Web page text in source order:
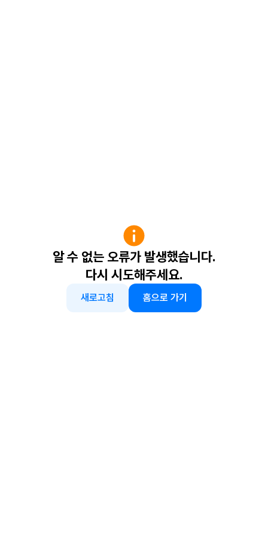
알 수 없는 오류가 발생했습니다.
다시 시도해주세요.
새로고침 홈으로 가기